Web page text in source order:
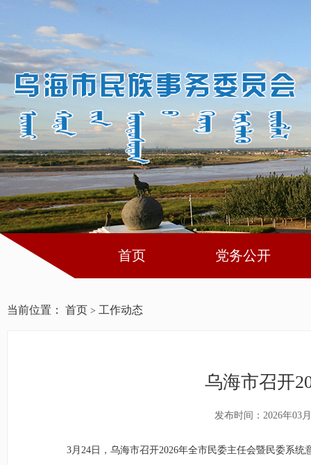
首页 党务公开
当前位置： 首页 > 工作动态
乌海市召开
发布时间：2026年03
3月 24 日，乌海市召开2026年全市民委主任会暨民委系统